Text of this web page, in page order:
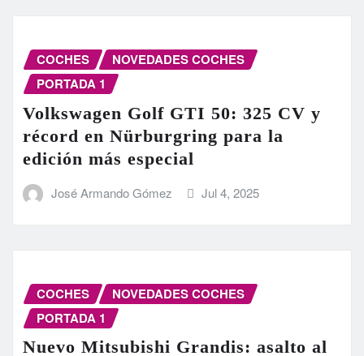
COCHES
NOVEDADES COCHES
PORTADA 1
Volkswagen Golf GTI 50: 325 CV y
récord en Nürburgring para la
edición más especial
José Armando Gómez Jul 4, 2025
COCHES
NOVEDADES COCHES
PORTADA 1
Nuevo Mitsubishi Grandis: asalto al